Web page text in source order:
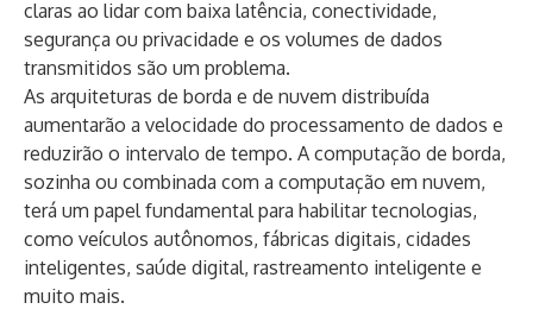
claras ao lidar com baixa latência, conectividade,
segurança ou privacidade e os volumes de dados
transmitidos são um problema.
As arquiteturas de borda e de nuvem distribuída
aumentarão a velocidade do processamento de dados e
reduzirão o intervalo de tempo. A computação de borda,
sozinha ou combinada com a computação em nuvem,
terá um papel fundamental para habilitar tecnologias,
como veículos autônomos, fábricas digitais, cidades
inteligentes, saúde digital, rastreamento inteligente e
muito mais.